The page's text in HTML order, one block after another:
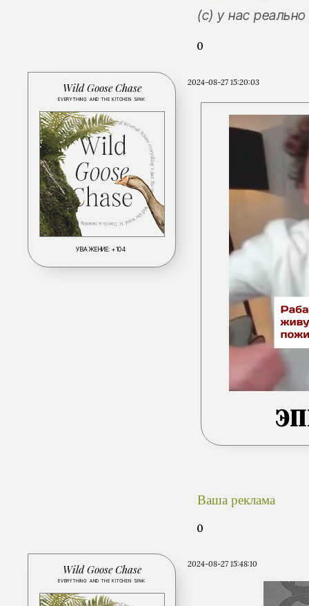
(с) у нас
0
2024-08-27 15:20:03
Wild Goose Chase
EVERYTHING AND THE KITCHEN SINK
УВАЖЕНИЕ: +104
Ваша реклама
0
2024-08-27 15:48:10
Wild Goose Chase
EVERYTHING AND THE KITCHEN SINK